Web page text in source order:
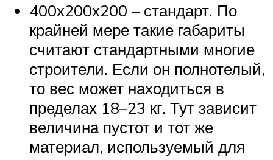
400х200х200 – стандарт. По
крайней мере такие габариты
считают стандартными многие
строители. Если он полнотелый,
то вес может находиться в
пределах 18–23 кг. Тут зависит
величина пустот и тот же
материал, используемый для